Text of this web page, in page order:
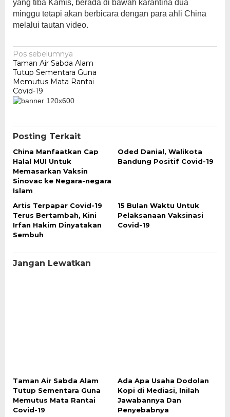
yang tiba Kamis, berada di bawah karantina dua
minggu tetapi akan berbicara dengan para ahli China
melalui tautan video.
Navigasi
pos
Pos sebelumnya
Taman Air Sabda Alam
Tutup Sementara Guna
Memutus Mata Rantai
Covid-19
Posting Terkait
China Manfaatkan Cap
Halal MUI Untuk
Memasarkan Vaksin
Sinovac ke Negara-negara
Islam
Oded Danial, Walikota
Bandung Positif Covid-19
Artis Terpapar Covid-19
Terus Bertambah, Kini
Irfan Hakim Dinyatakan
Sembuh
15 Bulan Waktu Untuk
Pelaksanaan Vaksinasi
Covid-19
Jangan Lewatkan
Taman Air Sabda Alam
Tutup Sementara Guna
Memutus Mata Rantai
Covid-19
Ada Apa Usaha Dodolan
Kopi di Mediasi, Inilah
Jawabannya Dan
Penyebabnya